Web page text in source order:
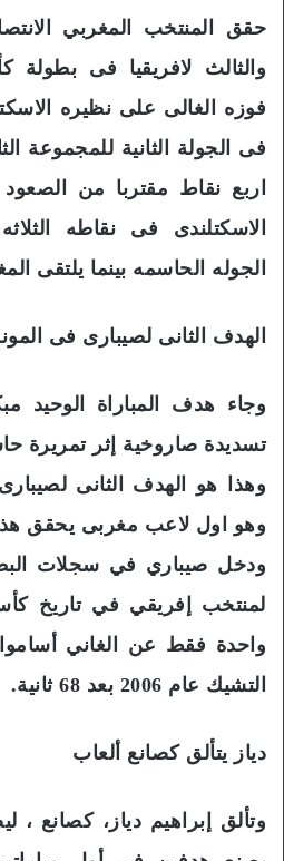
حقق المنتخب المغربي
والثالث لافريقيا فى بطولة
فوزه الغالى على نظيره
فى الجولة الثانية للمجموعة
الاسكتلندى فى نقاطه
الجوله الحاسمه بينما يلتقى
الهدف الثانى لصيبارى فى
تسديدة صاروخية إثر تمريرة
وهذا هو الهدف الثانى
وهو اول لاعب مغربى يحقق
ودخل صيباري في سجلات
لمنتخب إفريقي في تاريخ كأس
واحدة فقط عن الغاني
التشيك عام 2006 بعد 68 ثانية.
دياز يتألق كصانع ألعاب
وتألق إبراهيم دياز، كصانع ،